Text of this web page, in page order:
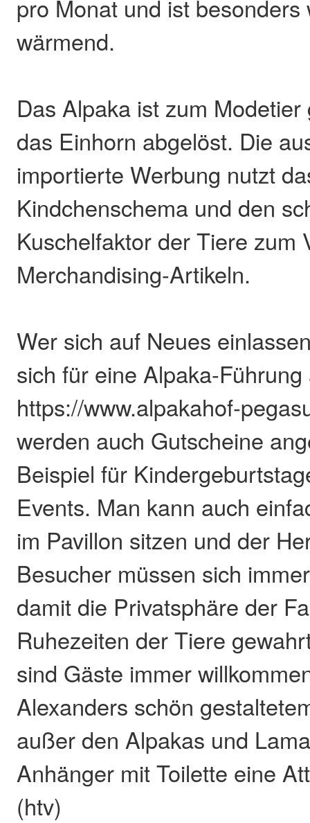
pro Monat und ist besonders
wärmend.
Das Alpaka ist zum
das Einhorn abgelöst. Die
importierte Werbung nutzt
Kindchenschema und den
Kuschelfaktor der Tiere zum
Merchandising-Artikeln.
Wer sich auf Neues
sich für eine Alpaka-
https://www.alpakahof-
werden auch Gutscheine
Beispiel für
Events. Man kann auch
im Pavillon sitzen und der
Besucher müssen sich
damit die Privatsphäre der
Ruhezeiten der Tiere
sind Gäste immer
Alexanders schön
außer den Alpakas und
Anhänger mit Toilette eine
(htv)